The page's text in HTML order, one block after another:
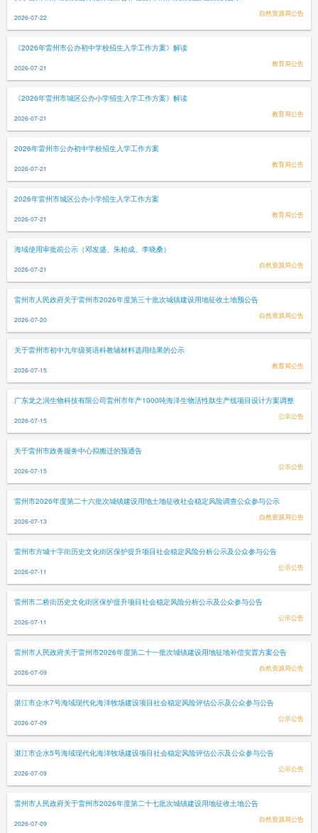
2026-07-22 自然资源局公告
《2026年雷州市公办初中学校招生入学工作方案》解读
2026-07-21 教育局公告
《2026年雷州市城区公办小学招生入学工作方案》解读
2026-07-21 教育局公告
2026年雷州市公办初中学校招生入学工作方案
2026-07-21 教育局公告
2026年雷州市城区公办小学招生入学工作方案
2026-07-21 教育局公告
海域使用审批前公示（邓发盛、朱柏成、李晓桑）
2026-07-21 自然资源局公告
雷州市人民政府关于雷州市2026年度第三十批次城镇建设用地征收土地预公告
2026-07-20 自然资源局公告
关于雷州市初中九年级英语科教辅材料选用结果的公示
2026-07-15 教育局公告
广东龙之润生物科技有限公司雷州市年产1000吨海洋生物活性肽生产线项目设计方案调整
2026-07-15 公示公告
关于雷州市政务服务中心拟搬迁的预通告
2026-07-15 公示公告
雷州市2026年度第二十六批次城镇建设用地土地征收社会稳定风险调查公众参与公示
2026-07-13 自然资源局公告
雷州市方城十字街历史文化街区保护提升项目社会稳定风险分析公示及公众参与公告
2026-07-11 公示公告
雷州市二桥街历史文化街区保护提升项目社会稳定风险分析公示及公众参与公告
2026-07-11 公示公告
雷州市人民政府关于雷州市2026年度第二十一批次城镇建设用地征地补偿安置方案公告
2026-07-09 自然资源局公告
湛江市企水7号海域现代化海洋牧场建设项目社会稳定风险评估公示及公众参与公告
2026-07-09 公示公告
湛江市企水5号海域现代化海洋牧场建设项目社会稳定风险评估公示及公众参与公告
2026-07-09 公示公告
雷州市人民政府关于雷州市2026年度第二十七批次城镇建设用地征收土地公告
2026-07-09 自然资源局公告